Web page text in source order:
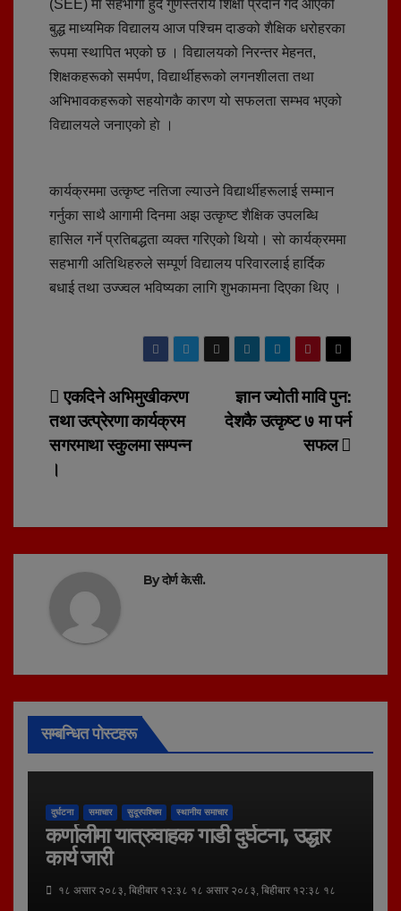
(SEE) मा सहभागी हुँदै गुणस्तरीय शिक्षा प्रदान गर्दै आएको
बुद्ध माध्यमिक विद्यालय आज पश्चिम दाङको शैक्षिक धरोहरका
रूपमा स्थापित भएको छ । विद्यालयको निरन्तर मेहनत,
शिक्षकहरूको समर्पण, विद्यार्थीहरूको लगनशीलता तथा
अभिभावकहरूको सहयोगकै कारण यो सफलता सम्भव भएको
विद्यालयले जनाएको हाे ।
कार्यक्रममा उत्कृष्ट नतिजा ल्याउने विद्यार्थीहरूलाई सम्मान
गर्नुका साथै आगामी दिनमा अझ उत्कृष्ट शैक्षिक उपलब्धि
हासिल गर्ने प्रतिबद्धता व्यक्त गरिएको थियो। साे कार्यक्रममा
सहभागी अतिथिहरुले सम्पूर्ण विद्यालय परिवारलाई हार्दिक
बधाई तथा उज्ज्वल भविष्यका लागि शुभकामना दिएका थिए ।
Post
navigation
ज्ञान ज्योती मावि पुन:
देशकै उत्कृष्ट ७ मा पर्न
सफल
एकदिने अभिमुखीकरण
तथा उत्प्रेरणा कार्यक्रम
सगरमाथा स्कुलमा सम्पन्न
।
Byदोर्ण के.सी.
सम्बन्धित पोस्टहरू
दुर्घटना समाचार सुदूरपश्चिम स्थानीय समाचार
कर्णालीमा यात्रुवाहक गाडी दुर्घटना, उद्धार
कार्य जारी
१८ असार २०८३, बिहीबार १२:३८ १८ असार २०८३, बिहीबार १२:३८ १८